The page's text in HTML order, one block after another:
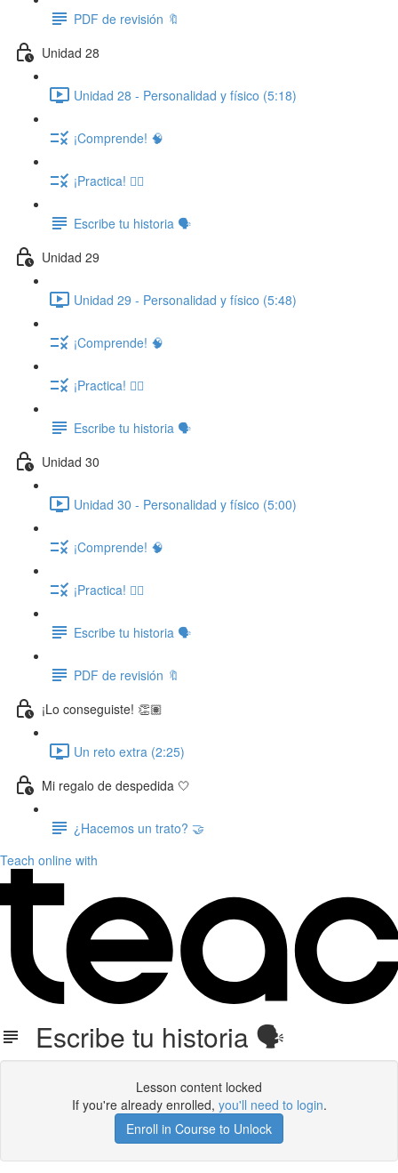
PDF de revisión 🔖
Unidad 28
Unidad 28 - Personalidad y físico (5:18)
¡Comprende! 🧠
¡Practica! ✍🏽
Escribe tu historia 🗣️
Unidad 29
Unidad 29 - Personalidad y físico (5:48)
¡Comprende! 🧠
¡Practica! ✍🏽
Escribe tu historia 🗣️
Unidad 30
Unidad 30 - Personalidad y físico (5:00)
¡Comprende! 🧠
¡Practica! ✍🏽
Escribe tu historia 🗣️
PDF de revisión 🔖
¡Lo conseguiste! 👏🏽
Un reto extra (2:25)
Mi regalo de despedida 🤍
¿Hacemos un trato? 🤝
Teach online with
Escribe tu historia 🗣️
Lesson content locked
If you're already enrolled, you'll need to login.
Enroll in Course to Unlock